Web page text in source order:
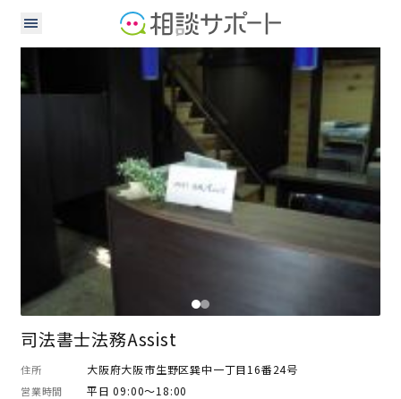
司法書士法務Assist
住所 大阪府大阪市生野区巽中一丁目16番24号
営業時間 平日 09:00～18:00